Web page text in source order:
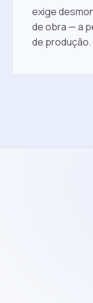
exige
de obra — a
de produção.